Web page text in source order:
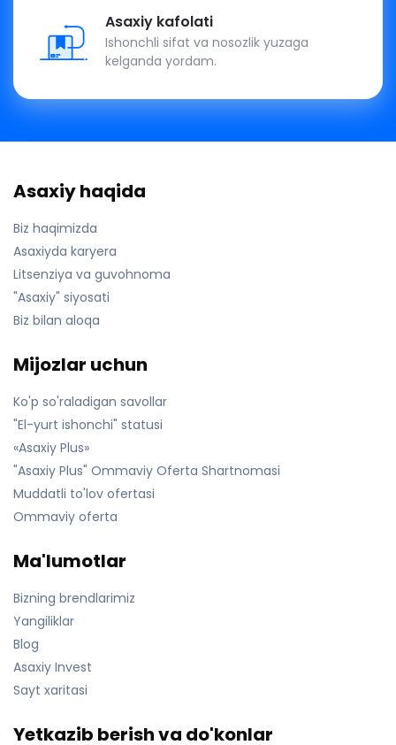
Asaxiy kafolati
Ishonchli sifat va nosozlik yuzaga
kelganda yordam.
Asaxiy haqida
Biz haqimizda
Asaxiyda karyera
Litsenziya va guvohnoma
"Asaxiy" siyosati
Biz bilan aloqa
Mijozlar uchun
Ko'p so'raladigan savollar
"El-yurt ishonchi" statusi
«Asaxiy Plus»
"Asaxiy Plus" Ommaviy Oferta Shartnomasi
Muddatli to'lov ofertasi
Ommaviy oferta
Ma'lumotlar
Bizning brendlarimiz
Yangiliklar
Blog
Asaxiy Invest
Sayt xaritasi
Yetkazib berish va do'konlar